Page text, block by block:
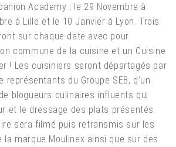
Academy ; le 29 Novembre à
à Lille et le 10 Janvier à Lyon. Trois
sur chaque date avec pour
commune de la cuisine et un Cuisine
! Les cuisiniers seront départagés par
du Groupe SEB, d’un
blogueurs culinaires influents qui
et le dressage des plats présentés.
sera filmé puis retransmis sur les
la marque Moulinex ainsi que sur des